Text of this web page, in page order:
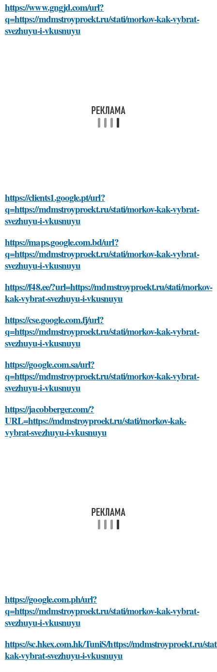
https://www.gngjd.com/url?
q=https://mdmstroyproekt.ru/stati/morkov-kak-vybrat-
svezhuyu-i-vkusnuyu
https://clients1.google.pt/url?
q=https://mdmstroyproekt.ru/stati/morkov-kak-vybrat-
svezhuyu-i-vkusnuyu
https://maps.google.com.bd/url?
q=https://mdmstroyproekt.ru/stati/morkov-kak-vybrat-
svezhuyu-i-vkusnuyu
https://f48.ee/?url=https://mdmstroyproekt.ru/stati/morkov-
kak-vybrat-svezhuyu-i-vkusnuyu
https://cse.google.com.fj/url?
q=https://mdmstroyproekt.ru/stati/morkov-kak-vybrat-
svezhuyu-i-vkusnuyu
https://google.com.sa/url?
q=https://mdmstroyproekt.ru/stati/morkov-kak-vybrat-
svezhuyu-i-vkusnuyu
https://jacobberger.com/?
URL=https://mdmstroyproekt.ru/stati/morkov-kak-
vybrat-svezhuyu-i-vkusnuyu
https://google.com.ph/url?
q=https://mdmstroyproekt.ru/stati/morkov-kak-vybrat-
svezhuyu-i-vkusnuyu
https://sc.hkex.com.hk/TuniS/https://mdmstroyproekt.ru/
kak-vybrat-svezhuyu-i-vkusnuyu